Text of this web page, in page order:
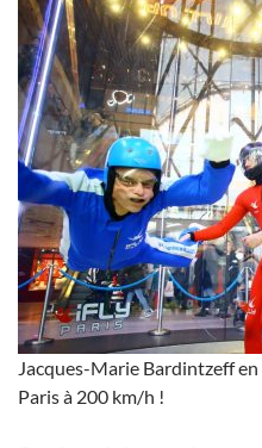
Jacques-Marie Bardintzeff
Paris à 200 km/h !